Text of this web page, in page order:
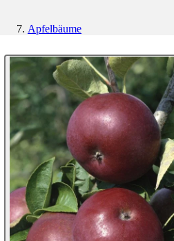
Apfelbäume